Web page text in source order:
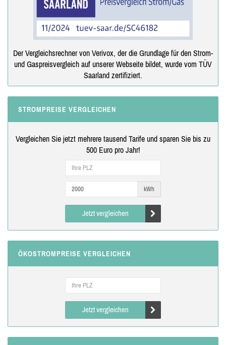
Der Vergleichsrechner von Verivox, der die Grundlage für den Strom-
und Gaspreisvergleich auf unserer Webseite bildet, wurde vom TÜV
Saarland zertifiziert.
STROMPREISE VERGLEICHEN
Vergleichen Sie jetzt mehrere tausend Tarife und sparen Sie bis zu
500 Euro pro Jahr!
kWh
Jetzt vergleichen
ÖKOSTROMPREISE VERGLEICHEN
Jetzt vergleichen